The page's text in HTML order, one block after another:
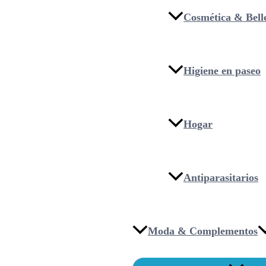
Cosmética &
Higiene en paseo
Hogar
Antiparasitarios
Moda & Complementos